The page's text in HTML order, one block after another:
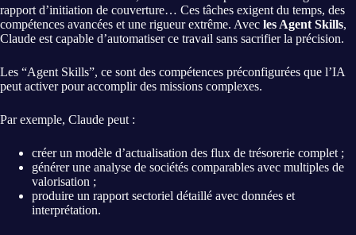
rapport d’initiation de couverture… Ces tâches exigent du temps, des
compétences avancées et une rigueur extrême. Avec les Agent Skills,
Claude est capable d’automatiser ce travail sans sacrifier la précision.
Les “Agent Skills”, ce sont des compétences préconfigurées que l’IA
peut activer pour accomplir des missions complexes.
Par exemple, Claude peut :
créer un modèle d’actualisation des flux de trésorerie complet ;
générer une analyse de sociétés comparables avec multiples de
valorisation ;
produire un rapport sectoriel détaillé avec données et
interprétation.